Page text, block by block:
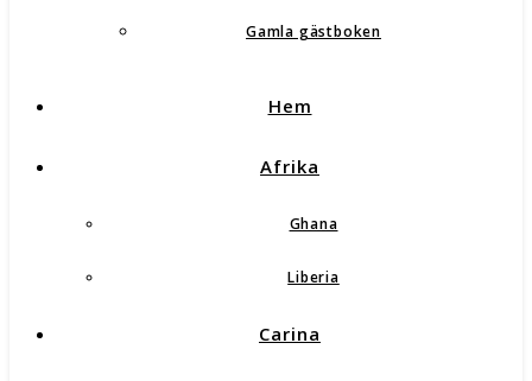
Gamla gästboken
Hem
Afrika
Ghana
Liberia
Carina